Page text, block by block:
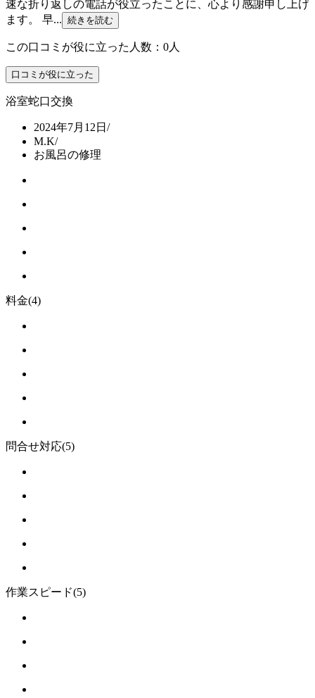
速な折り返しの電話が役立ったことに、心より感謝申し上げ
ます。 早... 続きを読む
この口コミが役に立った人数：0人
口コミが役に立った
浴室蛇口交換
2024年7月12日 /
M.K/
お風呂の修理
料金(4)
問合せ対応(5)
作業スピード(5)